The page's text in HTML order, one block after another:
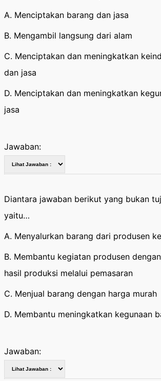
A. Menciptakan barang dan jasa
B. Mengambil langsung dari alam
C. Menciptakan dan meningkatkan
dan jasa
D. Menciptakan dan meningkatkan
jasa
Jawaban:
Diantara jawaban berikut yang bukan
yaitu…
A. Menyalurkan barang dari produsen
B. Membantu kegiatan produsen
hasil produksi melalui pemasaran
C. Menjual barang dengan harga murah
D. Membantu meningkatkan kegunaan
Jawaban: